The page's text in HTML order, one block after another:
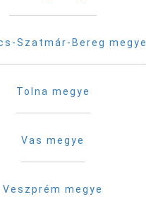
Szatmár-Bereg megye
Tolna megye
Vas megye
Veszprém megye